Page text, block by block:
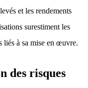
et les rendements
surestiment les
liés à sa mise en œuvre.
des risques